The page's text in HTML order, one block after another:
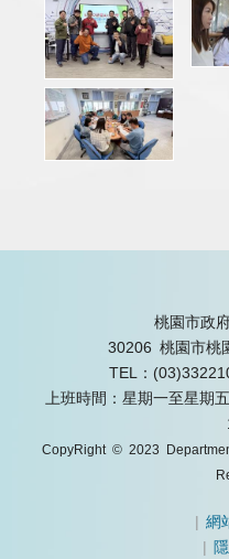
桃園市政
30206 桃園市桃
TEL：
上班時間：星期一至星
CopyRight © 2023
|網
|